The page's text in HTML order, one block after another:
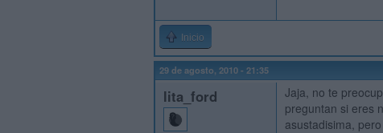
Inicio
29 de agosto, 2010 - 21:35
lita_ford
Jaja, no te
preguntan si eres
asustadisima,